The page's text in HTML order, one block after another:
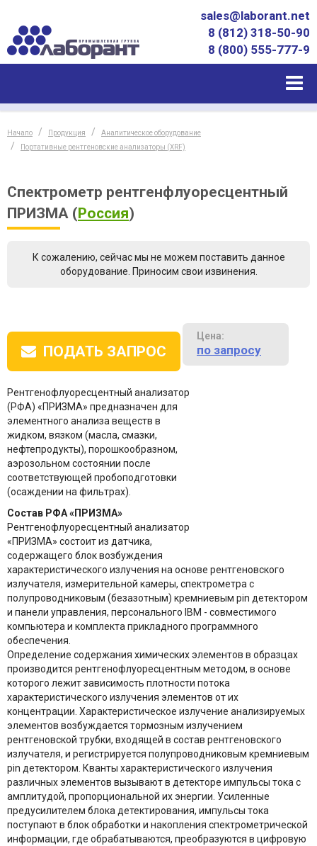
sales@laborant.net
8 (812) 318-50-90
8 (800) 555-777-9
Начало Продукция
Аналитическое оборудование
Портативные рентгеновские анализаторы (XRF)
Спектрометр рентгенфлуоресцентный
ПРИЗМА (Россия)
К сожалению, сейчас мы не можем поставить данное
оборудование. Приносим свои извинения.
ПОДАТЬ ЗАПРОС
Цена:
по запросу
Рентгенофлуоресцентный анализатор
(РФА) «ПРИЗМА» предназначен для
элементного анализа веществ в
жидком, вязком (масла, смазки,
нефтепродукты), порошкообразном,
аэрозольном состоянии после
соответствующей пробоподготовки
(осаждении на фильтрах).
Состав РФА «ПРИЗМА»
Рентгенофлуоресцентный анализатор
«ПРИЗМА» состоит из датчика,
содержащего блок возбуждения
характеристического излучения на основе рентгеновского
излучателя, измерительной камеры, спектрометра с
полупроводниковым (безазотным) кремниевым pin детектором
и панели управления, персонального IBM - совместимого
компьютера и комплекта прикладного программного
обеспечения.
Определение содержания химических элементов в образцах
производится рентгенофлуоресцентным методом, в основе
которого лежит зависимость плотности потока
характеристического излучения элементов от их
концентрации. Характеристическое излучение анализируемых
элементов возбуждается тормозным излучением
рентгеновской трубки, входящей в состав рентгеновского
излучателя, и регистрируется полупроводниковым кремниевым
pin детектором. Кванты характеристического излучения
различных элементов вызывают в детекторе импульсы тока с
амплитудой, пропорциональной их энергии. Усиленные
предусилителем блока детектирования, импульсы тока
поступают в блок обработки и накопления спектрометрической
информации, где обрабатываются, преобразуются в цифровую